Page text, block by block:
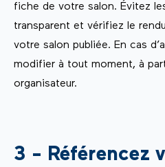
fiche de votre salon. Évitez
transparent et vérifiez le
votre salon publiée. En cas
modifier à tout moment, à
organisateur.
3 - Référencez